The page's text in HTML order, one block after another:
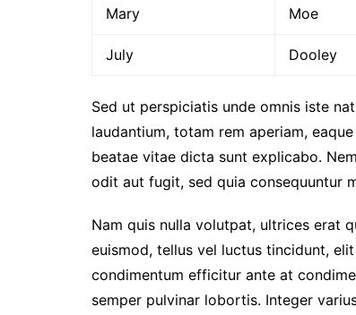
Mary Moe
July Dooley
Sed ut perspiciatis unde omnis iste
laudantium, totam rem aperiam,
beatae vitae dicta sunt explicabo.
odit aut fugit, sed quia consequuntur
Nam quis nulla volutpat, ultrices erat
euismod, tellus vel luctus tincidunt,
condimentum efficitur ante at
semper pulvinar lobortis. Integer